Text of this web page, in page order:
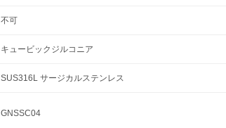
不可
キュービックジルコニア
SUS316L サージカルステンレス
GNSSC04